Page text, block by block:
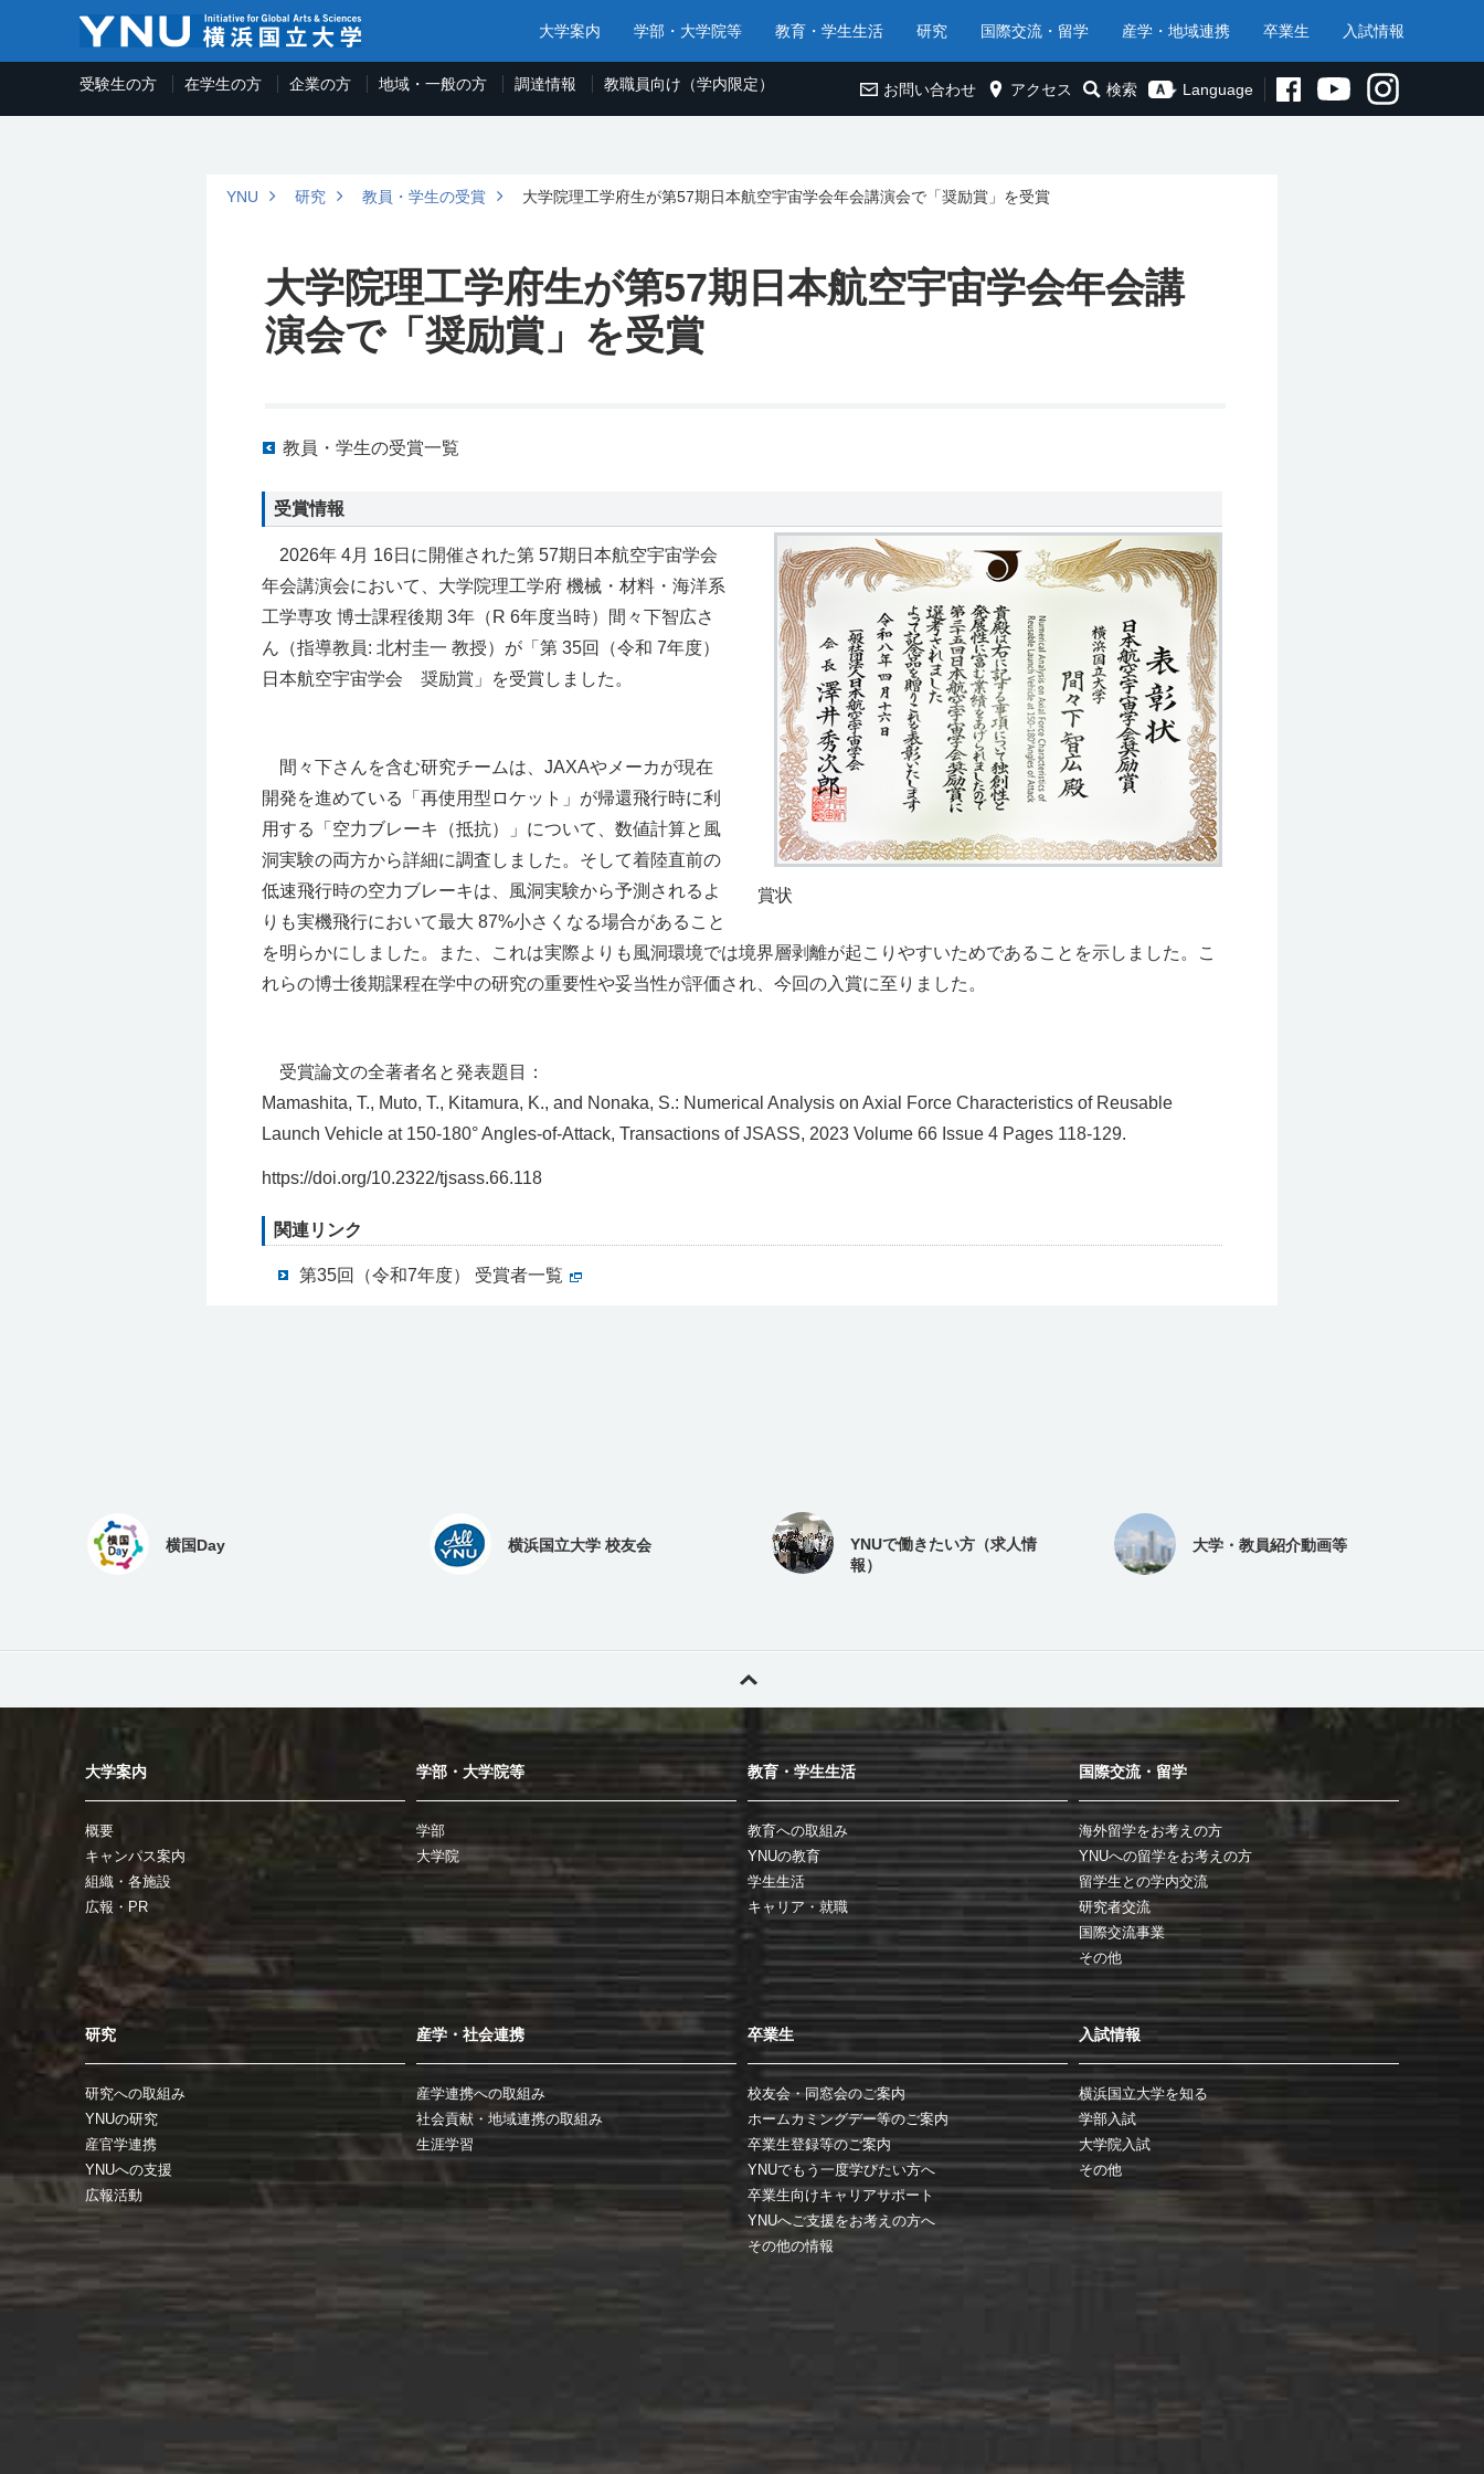
大学案内 学部・大学院等 教育・学生生活 研究 国際交流・留学 産学・地域連携 卒業生 入試情報
受験生の方 在学生の方 企業の方 地域・一般の方 調達情報 教職員向け（学内限定） お問い合わせ アクセス 検索 Language
YNU 研究 教員・学生の受賞 大学院理工学府生が第57期日本航空宇宙学会年会講演会で「奨励賞」を受賞
大学院理工学府生が第57期日本航空宇宙学会年会講
演会で「奨励賞」を受賞
教員・学生の受賞一覧
受賞情報
賞状
2026年 4月 16日に開催された第 57期日本航空宇宙学会
年会講演会において、大学院理工学府 機械・材料・海洋系
工学専攻 博士課程後期 3年（R 6年度当時）間々下智広さ
ん（指導教員: 北村圭一 教授）が「第 35回（令和 7年度）
日本航空宇宙学会 奨励賞」を受賞しました。
間々下さんを含む研究チームは、JAXAやメーカが現在
開発を進めている「再使用型ロケット」が帰還飛行時に利
用する「空力ブレーキ（抵抗）」について、数値計算と風
洞実験の両方から詳細に調査しました。そして着陸直前の
低速飛行時の空力ブレーキは、風洞実験から予測されるよ
りも実機飛行において最大 87%小さくなる場合があること
を明らかにしました。また、これは実際よりも風洞環境では境界層剥離が起こりやすいためであることを示しました。こ
れらの博士後期課程在学中の研究の重要性や妥当性が評価され、今回の入賞に至りました。
受賞論文の全著者名と発表題目：
Mamashita, T., Muto, T., Kitamura, K., and Nonaka, S.: Numerical Analysis on Axial Force Characteristics of Reusable
Launch Vehicle at 150-180° Angles-of-Attack, Transactions of JSASS, 2023 Volume 66 Issue 4 Pages 118-129.
https://doi.org/10.2322/tjsass.66.118
関連リンク
第35回（令和7年度） 受賞者一覧
横国Day 横浜国立大学 校友会
YNUで働きたい方（求人情
報）
大学・教員紹介動画等
大学案内
概要
キャンパス案内
組織・各施設
広報・PR
学部・大学院等
学部
大学院
教育・学生生活
教育への取組み
YNUの教育
学生生活
キャリア・就職
国際交流・留学
海外留学をお考えの方
YNUへの留学をお考えの方
留学生との学内交流
研究者交流
国際交流事業
その他
研究
研究への取組み
YNUの研究
産官学連携
YNUへの支援
広報活動
産学・社会連携
産学連携への取組み
社会貢献・地域連携の取組み
生涯学習
卒業生
校友会・同窓会のご案内
ホームカミングデー等のご案内
卒業生登録等のご案内
YNUでもう一度学びたい方へ
卒業生向けキャリアサポート
YNUへご支援をお考えの方へ
その他の情報
入試情報
横浜国立大学を知る
学部入試
大学院入試
その他